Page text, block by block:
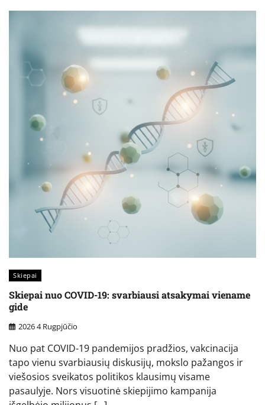
Skiepai
Skiepai nuo COVID-19: svarbiausi atsakymai viename
gide
2026 4 Rugpjūčio
Nuo pat COVID-19 pandemijos pradžios, vakcinacija
tapo vienu svarbiausių diskusijų, mokslo pažangos ir
viešosios sveikatos politikos klausimų visame
pasaulyje. Nors visuotinė skiepijimo kampanija